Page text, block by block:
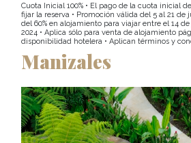
Cuota Inicial 100% • El pago de la cuota inicial
fijar la reserva • Promoción válida del 5 al 21 de
del 60% en alojamiento para viajar entre el 14
2024 • Aplica sólo para venta de alojamiento
disponibilidad hotelera • Aplican términos y
Manizales